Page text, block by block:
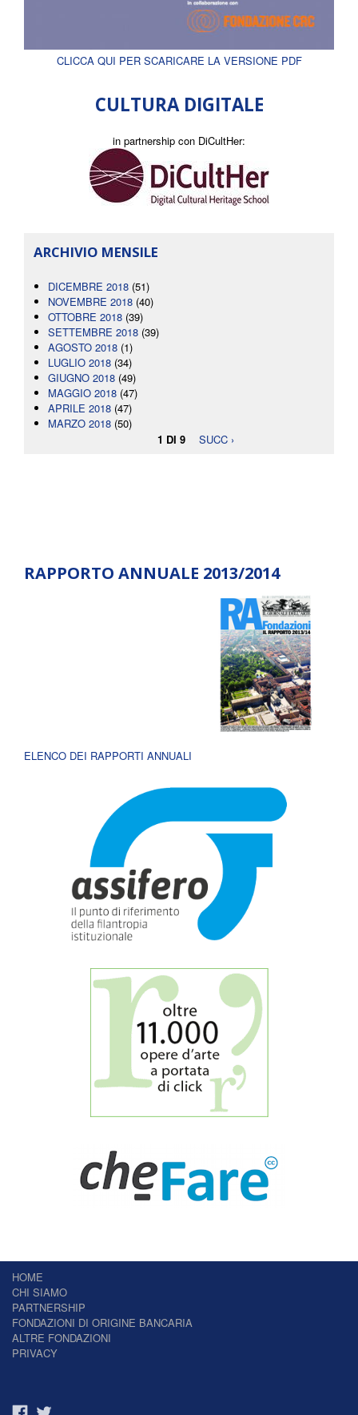
CLICCA QUI PER SCARICARE LA VERSIONE PDF
CULTURA DIGITALE
in partnership con DiCultHer:
ARCHIVIO MENSILE
DICEMBRE 2018 (51)
NOVEMBRE 2018 (40)
OTTOBRE 2018 (39)
SETTEMBRE 2018 (39)
AGOSTO 2018 (1)
LUGLIO 2018 (34)
GIUGNO 2018 (49)
MAGGIO 2018 (47)
APRILE 2018 (47)
MARZO 2018 (50)
1 DI 9
SUCC ›
RAPPORTO ANNUALE 2013/2014
ELENCO DEI RAPPORTI ANNUALI
HOME
CHI SIAMO
PARTNERSHIP
FONDAZIONI DI ORIGINE BANCARIA
ALTRE FONDAZIONI
PRIVACY